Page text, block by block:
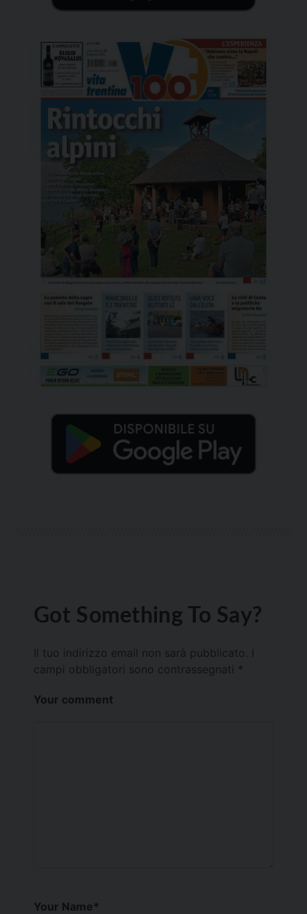
Got Something To Say?
Il tuo indirizzo email non sarà pubblicato.
campi obbligatori sono contrassegnati *
Your comment
Your Name*